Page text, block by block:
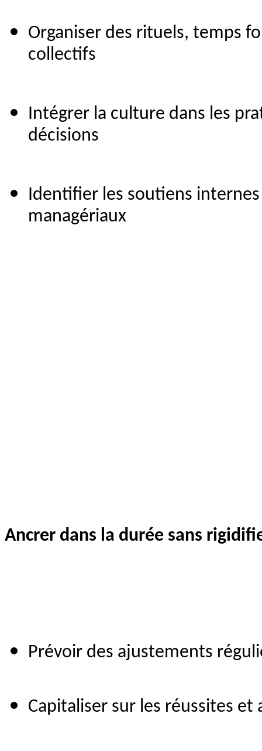
Organiser des rituels, temps
collectifs
Intégrer la culture dans les
décisions
Identifier les soutiens
managériaux
Ancrer dans la durée sans
Prévoir des ajustements
Capitaliser sur les réussites